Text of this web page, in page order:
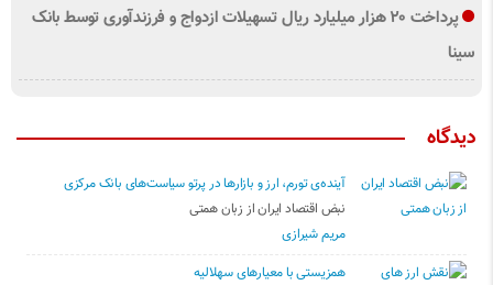
پرداخت ۲۰ هزار میلیارد ریال تسهیلات ازدواج و فرزند‌آوری توسط بانک
سینا
دیدگاه
آینده‌ی تورم، ارز و بازارها در پرتو سیاست‌های بانک مرکزی
نبض اقتصاد ایران از زبان همتی
مریم شیرازی
همزیستی با معیارهای سهلالیه